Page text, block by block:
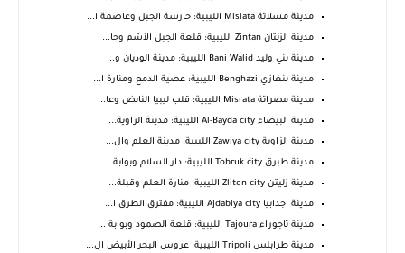
مدينة مسلاتة Mislata الليبية: حارسة الجبل وعاصمة ا...
مدينة الزنتان Zintan الليبية: قلعة الجبل الأشم وحا...
مدينة بني وليد Bani Walid الليبية: مدينة الوديان و...
مدينة بنغازي Benghazi الليبية: عصية الدمع ومنارة ا...
مدينة مصراتة Misrata الليبية: قلب ليبيا النابض وعا...
مدينة البيضاء Al-Bayda city الليبية: مدينة الزاوية...
مدينة الزاوية Zawiya city الليبية: مدينة العلم وال...
مدينة طبرق Tobruk city الليبية: دار السلام وبوابة ...
مدينة زليتن Zliten city الليبية: منارة العلم وقبلة...
مدينة اجدابيا Ajdabiya city الليبية: مفترق الطرق ا...
مدينة تاجوراء Tajoura الليبية: قلعة الصمود وبوابة ...
مدينة طرابلس Tripoli الليبية: عروس البحر الأبيض ال...